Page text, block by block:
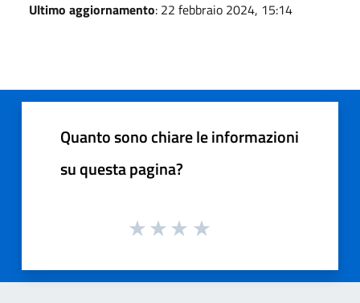
Ultimo aggiornamento: 22 febbraio 2024, 15:14
Quanto sono chiare le informazioni
su questa pagina?